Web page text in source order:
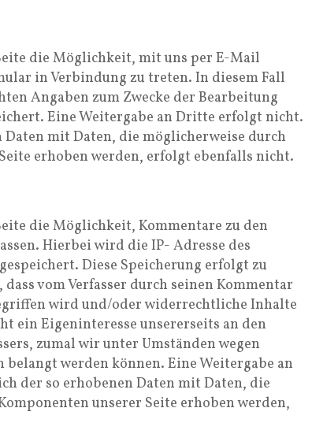
die Möglichkeit, mit uns per E-Mail
in Verbindung zu treten. In diesem Fall
Angaben zum Zwecke der Bearbeitung
Eine Weitergabe an Dritte erfolgt nicht.
mit Daten, die möglicherweise durch
erhoben werden, erfolgt ebenfalls nicht.
die Möglichkeit, Kommentare zu den
Hierbei wird die IP- Adresse des
Diese Speicherung erfolgt zu
vom Verfasser durch seinen Kommentar
wird und/oder widerrechtliche Inhalte
ein Eigeninteresse unsererseits an den
zumal wir unter Umständen wegen
werden können. Eine Weitergabe an
der so erhobenen Daten mit Daten, die
unserer Seite erhoben werden,